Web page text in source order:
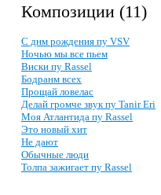
Композиции (11)
С днм рождения пу VSV
Ночью мы все пьем
Виски пу Rassel
Бодранм всех
Прощай ловелас
Делай громче звук пу Tanir Eri
Моя Атлантида пу Rassel
Это новый хит
Не дают
Обычные люди
Толпа зажигает пу Rassel